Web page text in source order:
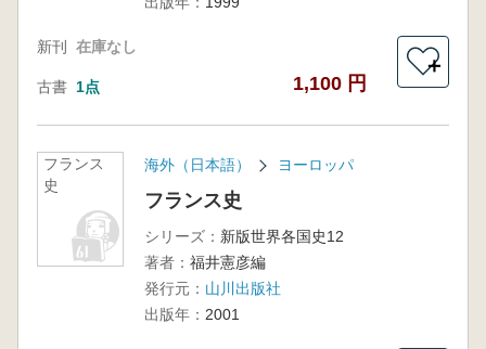
新刊 在庫なし
古書 1点 1,100 円
＋
フランス
史
海外（日本語） ヨーロッパ
フランス史
シリーズ： 新版世界各国史12
著者： 福井憲彦編
発行元： 山川出版社
出版年： 2001